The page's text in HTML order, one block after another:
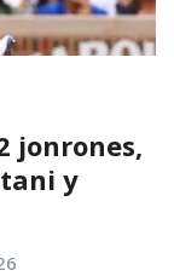
jonrones,
y